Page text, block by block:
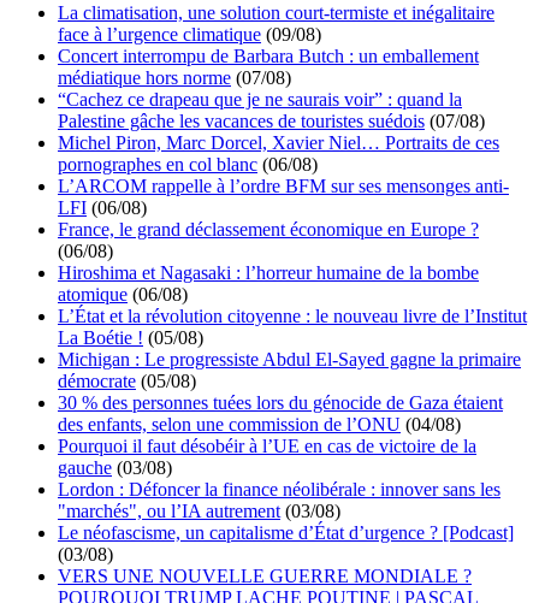
La climatisation, une solution court-termiste et inégalitaire
face à l’urgence climatique (09/08)
Concert interrompu de Barbara Butch : un emballement
médiatique hors norme (07/08)
“Cachez ce drapeau que je ne saurais voir” : quand la
Palestine gâche les vacances de touristes suédois (07/08)
Michel Piron, Marc Dorcel, Xavier Niel… Portraits de ces
pornographes en col blanc (06/08)
L’ARCOM rappelle à l’ordre BFM sur ses mensonges anti-
LFI (06/08)
France, le grand déclassement économique en Europe ?
(06/08)
Hiroshima et Nagasaki : l’horreur humaine de la bombe
atomique (06/08)
L’État et la révolution citoyenne : le nouveau livre de l’Institut
La Boétie ! (05/08)
Michigan : Le progressiste Abdul El-Sayed gagne la primaire
démocrate (05/08)
30 % des personnes tuées lors du génocide de Gaza étaient
des enfants, selon une commission de l’ONU (04/08)
Pourquoi il faut désobéir à l’UE en cas de victoire de la
gauche (03/08)
Lordon : Défoncer la finance néolibérale : innover sans les
"marchés", ou l’IA autrement (03/08)
Le néofascisme, un capitalisme d’État d’urgence ? [Podcast]
(03/08)
VERS UNE NOUVELLE GUERRE MONDIALE ?
POURQUOI TRUMP LACHE POUTINE | PASCAL